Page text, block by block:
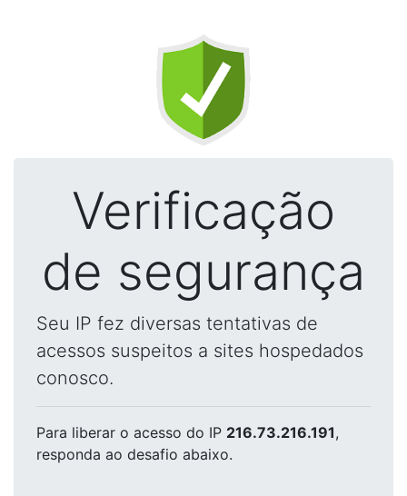
Verificação
de segurança
Seu IP fez diversas tentativas de
acessos suspeitos a sites hospedados
conosco.
Para liberar o acesso do IP 216.73.216.191,
responda ao desafio abaixo.